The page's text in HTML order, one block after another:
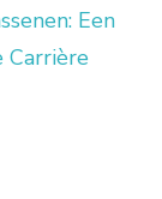
Een
Carrière